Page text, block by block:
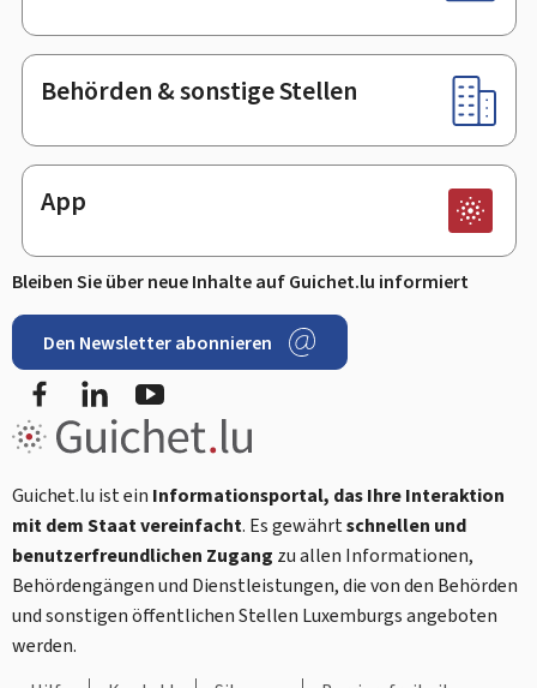
Behörden & sonstige Stellen
App
Bleiben Sie über neue Inhalte auf Guichet.lu informiert
Den Newsletter abonnieren
FacebookLinkedIn
Guichet.lu ist ein Informationsportal, das Ihre Interaktion
mit dem Staat vereinfacht. Es gewährtschnellen und
benutzerfreundlichen Zugang zu allen Informationen,
Behördengängen und Dienstleistungen, die von den Behörden
und sonstigen öffentlichen Stellen Luxemburgs angeboten
werden.